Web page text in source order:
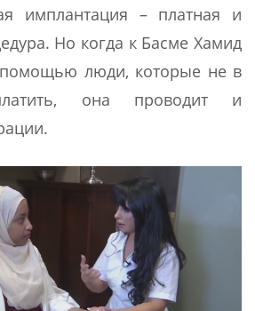
имплантация – платная и
Но когда к Басме Хамид
люди, которые не в
она проводит и